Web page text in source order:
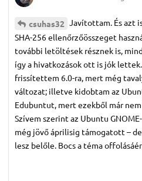
csuhas32 Javítottam. És azt
SHA-256 ellenőrzőösszeget
további letöltések résznek is,
így a hivatkozások ott is jók
frissítettem 6.0-ra, mert még
változat; illetve kidobtam az
Edubuntut, mert ezekből már
Szívem szerint az Ubuntu
még jövő áprilisig támogatott –
lesz belőle. Bocs a téma